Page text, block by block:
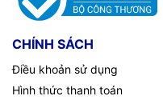
CHÍNH SÁCH
Điều khoản sử dụng
Hình thức thanh toán